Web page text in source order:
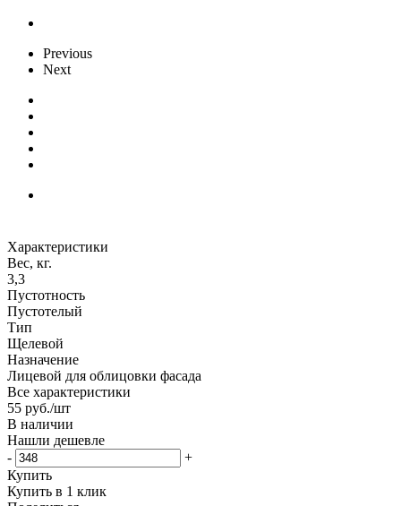
Previous
Next
Характеристики
Вес, кг.
3,3
Пустотность
Пустотелый
Тип
Щелевой
Назначение
Лицевой для облицовки фасада
Все характеристики
55 руб./шт
В наличии
Нашли дешевле
-
+
Купить
Купить в 1 клик